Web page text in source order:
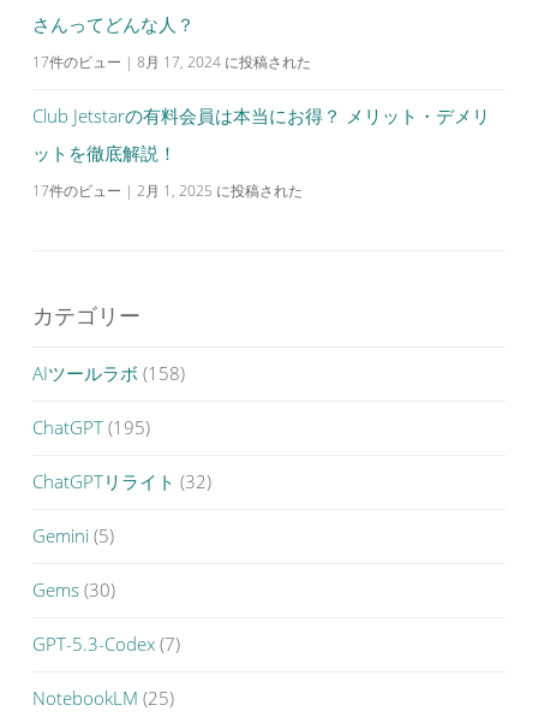
さんってどんな人？
17件のビュー | 8月 17, 2024 に投稿された
Club Jetstarの有料会員は本当にお得？ メリット・デメリ
ットを徹底解説！
17件のビュー | 2月 1, 2025 に投稿された
カテゴリー
AIツールラボ (158)
ChatGPT (195)
ChatGPTリライト (32)
Gemini (5)
Gems (30)
GPT-5.3-Codex (7)
NotebookLM (25)